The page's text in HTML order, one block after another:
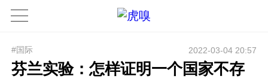
#国际 2022-03-04 20:57
芬兰实验：怎样证明一个国家不存